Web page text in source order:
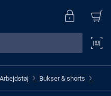
Arbejdstøj > Bukser & shorts >